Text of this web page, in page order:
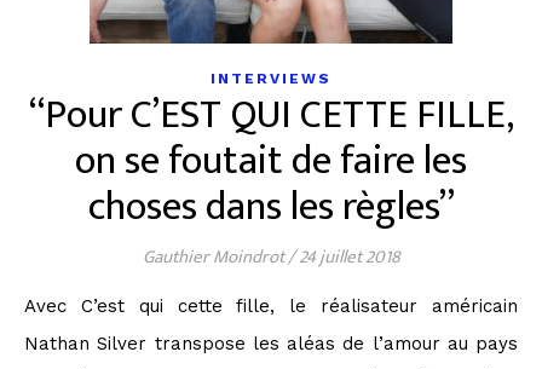
INTERVIEWS
“Pour C’EST QUI CETTE FILLE,
on se foutait de faire les
choses dans les règles”
Gauthier Moindrot/24 juillet 2018
Avec C’est qui cette fille, le réalisateur américain
Nathan Silver transpose les aléas de l’amour au pays